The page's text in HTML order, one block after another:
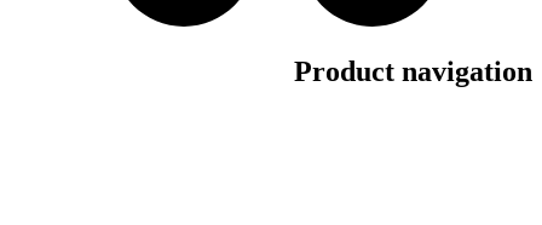
Product navigation